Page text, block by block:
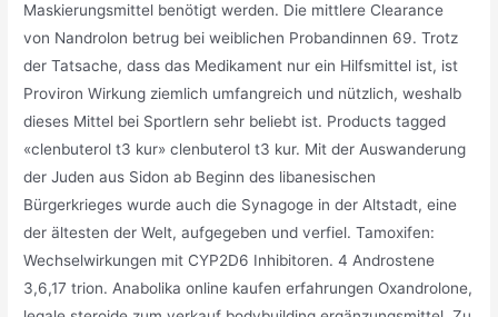
Maskierungsmittel benötigt werden. Die mittlere Clearance
von Nandrolon betrug bei weiblichen Probandinnen 69. Trotz
der Tatsache, dass das Medikament nur ein Hilfsmittel ist, ist
Proviron Wirkung ziemlich umfangreich und nützlich, weshalb
dieses Mittel bei Sportlern sehr beliebt ist. Products tagged
«clenbuterol t3 kur» clenbuterol t3 kur. Mit der Auswanderung
der Juden aus Sidon ab Beginn des libanesischen
Bürgerkrieges wurde auch die Synagoge in der Altstadt, eine
der ältesten der Welt, aufgegeben und verfiel. Tamoxifen:
Wechselwirkungen mit CYP2D6 Inhibitoren. 4 Androstene
3,6,17 trion. Anabolika online kaufen erfahrungen Oxandrolone,